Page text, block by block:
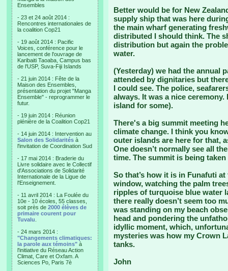
Ensembles
- 23 et 24 août 2014 :
Rencontres internationales de
la coalition Cop21
- 19 août 2014 : Pacific
Voices, conférence pour le
lancement de l'ouvrage de
Karibaiti Taoaba, Campus bas
de l'USP, Suva-Fiji Islands
- 21 juin 2014 : Fête de la
Maison des Ensembles,
présentation du projet "Manga
Ensemble" - reprogrammer le
futur.
- 19 juin 2014 : Réunion
plénière de la Coalition Cop21
- 14 juin 2014 : Intervention au
Salon des Solidarités à
l'invitation de Coordination Sud
- 17 mai 2014 : Braderie du
Livre solidaire avec le Collectif
d'Associations de Solidarité
Internationale de la Ligue de
l'Enseignement.
- 11 avril 2014 : La Foulée du
10e - 10 écoles, 55 classes,
soit près de 2000 élèves de
primaire courent pour
Tuvalu
- 24 mars 2014 :
"Changements climatiques:
la parole aux témoins" à
l'initiative du Réseau Action
Climat, Care et Oxfam. A
Sciences Po, Paris 7è
Better would be for New
supply ship that was here
the main wharf generating
distributed I should think. The
distribution but again the
water.
(Yesterday) we had the annual
attended by dignitaries but
I could see. The police,
always. It was a nice
island for some).
There's a big summit meeting
climate change. I think you
outer islands are here for that,
One doesn’t normally see all
time. The summit is being
So that’s how it is in Funafuti
window, watching the palm
ripples of turquoise blue water
there really doesn’t seem too
was standing on my beach
head and pondering the
idyllic moment, which,
mysteries was how my Crown
tanks.
John